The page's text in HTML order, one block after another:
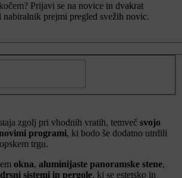
Prijavi se na novice in dvakrat
nabiralnik prejmi pregled svežih novic.
zgolj pri vhodnih vratih, temveč svojo
programi, ki bodo še dodatno utrdili
trgu.
okna, aluminijaste panoramske stene,
drsni sistemi in pergole, ki se estetsko in